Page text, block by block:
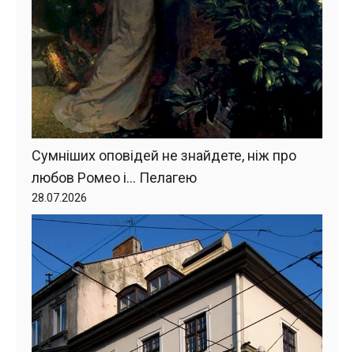
Сумніших оповідей не знайдете, ніж про
любов Ромео і… Пелагею
28.07.2026